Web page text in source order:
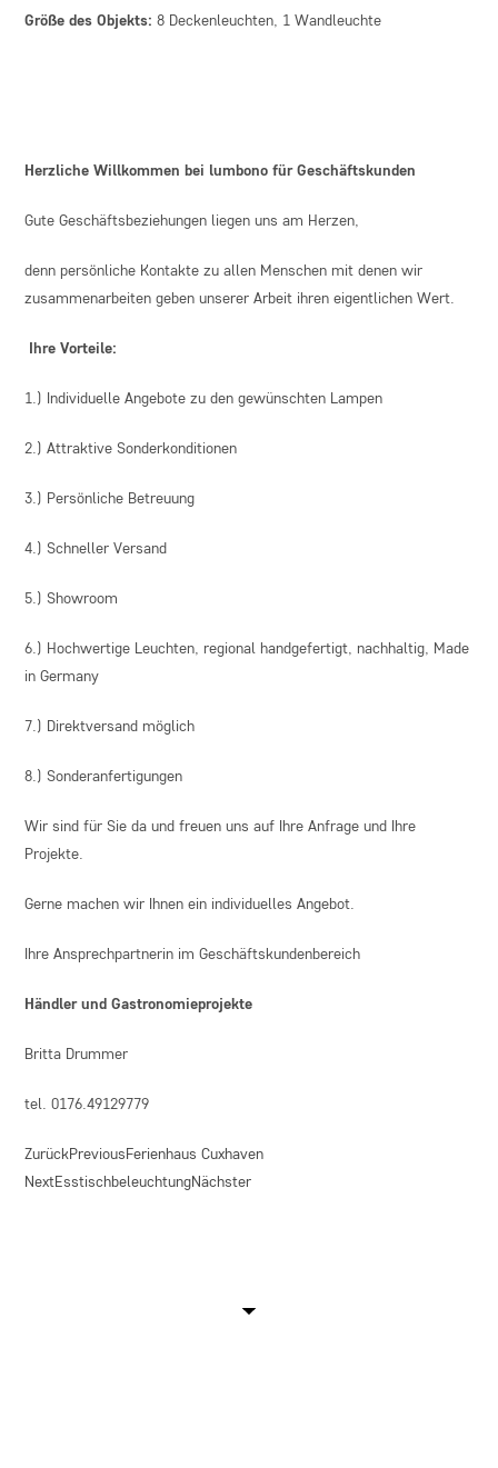
Größe des Objekts:8 Deckenleuchten, 1 Wandleuchte
Herzliche Willkommen bei lumbono für Geschäftskunden
Gute Geschäftsbeziehungen liegen uns am Herzen,
denn persönliche Kontakte zu allen Menschen mit denen wir
zusammenarbeiten geben unserer Arbeit ihren eigentlichen Wert.
Ihre Vorteile:
1.) Individuelle Angebote zu den gewünschten Lampen
2.) Attraktive Sonderkonditionen
3.) Persönliche Betreuung
4.) Schneller Versand
5.) Showroom
6.) Hochwertige Leuchten, regional handgefertigt, nachhaltig, Made
in Germany
7.) Direktversand möglich
8.) Sonderanfertigungen
Wir sind für Sie da und freuen uns auf Ihre Anfrage und Ihre
Projekte.
Gerne machen wir Ihnen ein individuelles Angebot.
Ihre Ansprechpartnerin im Geschäftskundenbereich
Händler und Gastronomieprojekte
Britta Drummer
tel. 0176.49129779
ZurückPrevious Ferienhaus Cuxhaven
NextEsstischbeleuchtungNächster